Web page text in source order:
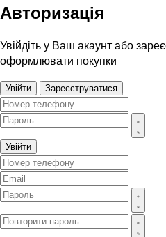
Авторизація
Увійдіть у Ваш акаунт або
оформлювати покупки
Увійти Зареєструватися
Увійти